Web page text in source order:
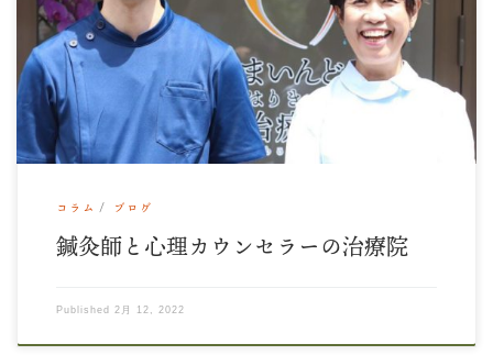
雪マークが急に多くなったお天気予報ですね。 雪さん お手柔
らかに。そろそろ、春の兆しを感じたいですね […]
コラム ブログ
鍼灸師と心理カウンセラーの治療院
Published 2月 12, 2022